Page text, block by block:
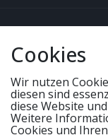
QUICKLINKS &
UNSERE
Cookies
Wir nutzen
diesen sind
diese Website
Weitere
Cookies und